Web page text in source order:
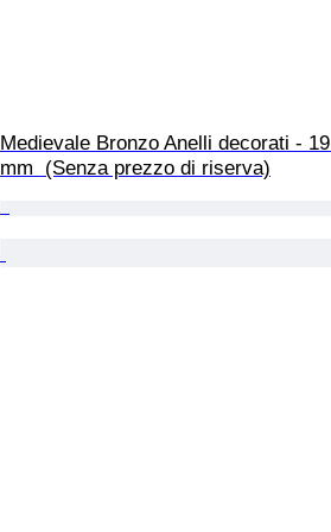
Medievale Bronzo Anelli decorati - 19
mm  (Senza prezzo di riserva)